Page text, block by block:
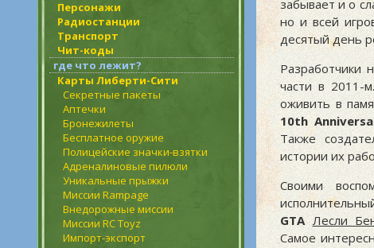
Персонажи
Радиостанции
Транспорт
Чит-коды
где что лежит?
Карты Либерти-Сити
Секретные пакеты
Аптечки
Бронежилеты
Бесплатное оружие
Полицейские значки-взятки
Адреналиновые пилюли
Уникальные прыжки
Миссии Rampage
Внедорожные миссии
Миссии RC Toyz
Импорт-экспорт
забывает и о
но и всей
десятый день
Разработчики
части в 2011-
оживить в
10th
Также
истории их
Своими
GTA Лесли
Самое